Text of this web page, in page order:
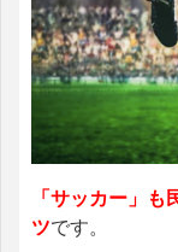
「サッカー」
ツです。